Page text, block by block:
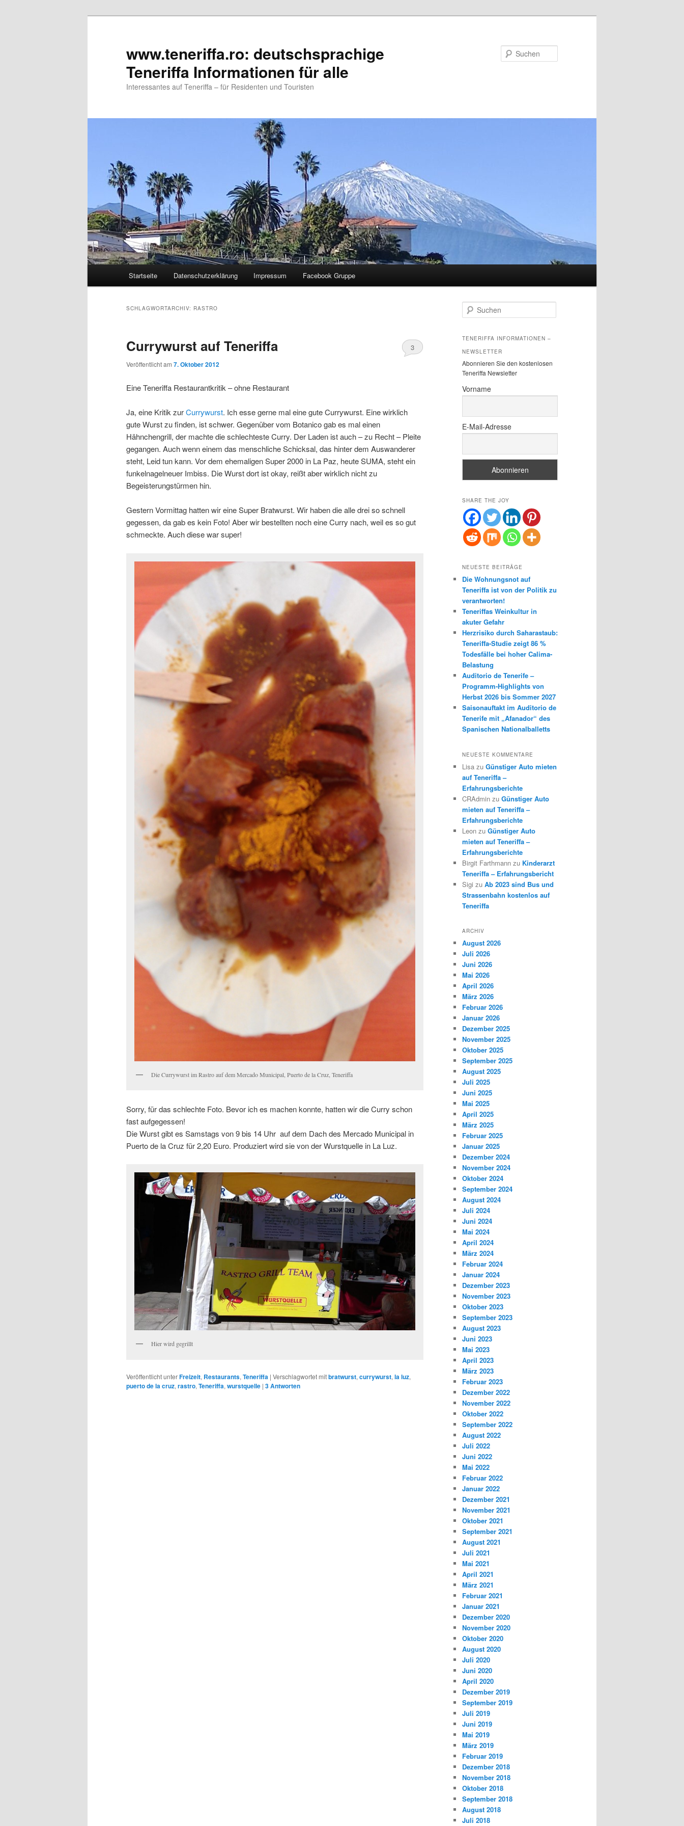
www.teneriffa.ro: deutschsprachige
Teneriffa Informationen für alle
Interessantes auf Teneriffa – für Residenten und Touristen
Zum
springen
Zum
springen
Startseite Datenschutzerklärung Impressum Facebook Gruppe
SCHLAGWORTARCHIV: RASTRO
Currywurst auf Teneriffa
Veröffentlicht am 7. Oktober 2012
3
Eine Teneriffa Restaurantkritik – ohne Restaurant
Ja, eine Kritik zurCurrywurst. Ich esse gerne mal eine gute Currywurst. Eine wirklich
gute Wurst zu finden, ist schwer. Gegenüber vom Botanico gab es mal einen
Hähnchengrill, der machte die schlechteste Curry. Der Laden ist auch – zu Recht – Pleite
gegangen. Auch wenn einem das menschliche Schicksal, das hinter dem Auswanderer
steht, Leid tun kann. Vor dem ehemaligen Super 2000 in La Paz, heute SUMA, steht ein
funkelnagelneuer Imbiss. Die Wurst dort ist okay, reißt aber wirklich nicht zu
Begeisterungstürmen hin.
Gestern Vormittag hatten wir eine Super Bratwurst. Wir haben die alle drei so schnell
gegessen, da gab es kein Foto! Aber wir bestellten noch eine Curry nach, weil es so gut
schmeckte. Auch diese war super!
Die Currywurst im Rastro auf dem Mercado Municipal, Puerto de la Cruz, Teneriffa
Sorry, für das schlechte Foto. Bevor ich es machen konnte, hatten wir die Curry schon
fast aufgegessen!
Die Wurst gibt es Samstags von 9 bis 14 Uhr auf dem Dach des Mercado Municipal in
Puerto de la Cruz für 2,20 Euro. Produziert wird sie von der Wurstquelle in La Luz.
Hier wird gegrillt
Veröffentlicht unterFreizeit, Restaurants, Teneriffa | Verschlagwortet mitbratwurst, currywurst, la luz,
puerto de la cruz, rastro, Teneriffa, wurstquelle | 3Antworten
u
h
n
TENERIFFA INFORMATIONEN –
NEWSLETTER
Abonnieren Sie den kostenlosen
Teneriffa Newsletter
Vorname
E-Mail-Adresse
SHARE THE JOY
NEUESTE BEITRÄGE
Die Wohnungsnot auf
Teneriffa ist von der Politik zu
verantworten!
Teneriffas Weinkultur in
akuter Gefahr
Herzrisiko durch Saharastaub:
Teneriffa-Studie zeigt 86 %
Todesfälle bei hoher Calima-
Belastung
Auditorio de Tenerife –
Programm-Highlights von
Herbst 2026 bis Sommer 2027
Saisonauftakt im Auditorio de
Tenerife mit „Afanador“ des
Spanischen Nationalballetts
NEUESTE KOMMENTARE
Lisa zu Günstiger Auto mieten
auf Teneriffa –
Erfahrungsberichte
CRAdmin zu Günstiger Auto
mieten auf Teneriffa –
Erfahrungsberichte
Leon zu Günstiger Auto
mieten auf Teneriffa –
Erfahrungsberichte
Birgit Farthmann zu Kinderarzt
Teneriffa – Erfahrungsbericht
Sigi zu Ab 2023 sind Bus und
Strassenbahn kostenlos auf
Teneriffa
ARCHIV
August 2026
Juli 2026
Juni 2026
Mai 2026
April 2026
März 2026
Februar 2026
Januar 2026
Dezember 2025
November 2025
Oktober 2025
September 2025
August 2025
Juli 2025
Juni 2025
Mai 2025
April 2025
März 2025
Februar 2025
Januar 2025
Dezember 2024
November 2024
Oktober 2024
September 2024
August 2024
Juli 2024
Juni 2024
Mai 2024
April 2024
März 2024
Februar 2024
Januar 2024
Dezember 2023
November 2023
Oktober 2023
September 2023
August 2023
Juni 2023
Mai 2023
April 2023
März 2023
Februar 2023
Dezember 2022
November 2022
Oktober 2022
September 2022
August 2022
Juli 2022
Juni 2022
Mai 2022
Februar 2022
Januar 2022
Dezember 2021
November 2021
Oktober 2021
September 2021
August 2021
Juli 2021
Mai 2021
April 2021
März 2021
Februar 2021
Januar 2021
Dezember 2020
November 2020
Oktober 2020
August 2020
Juli 2020
Juni 2020
April 2020
Dezember 2019
September 2019
Juli 2019
Juni 2019
Mai 2019
März 2019
Februar 2019
Dezember 2018
November 2018
Oktober 2018
September 2018
August 2018
Juli 2018